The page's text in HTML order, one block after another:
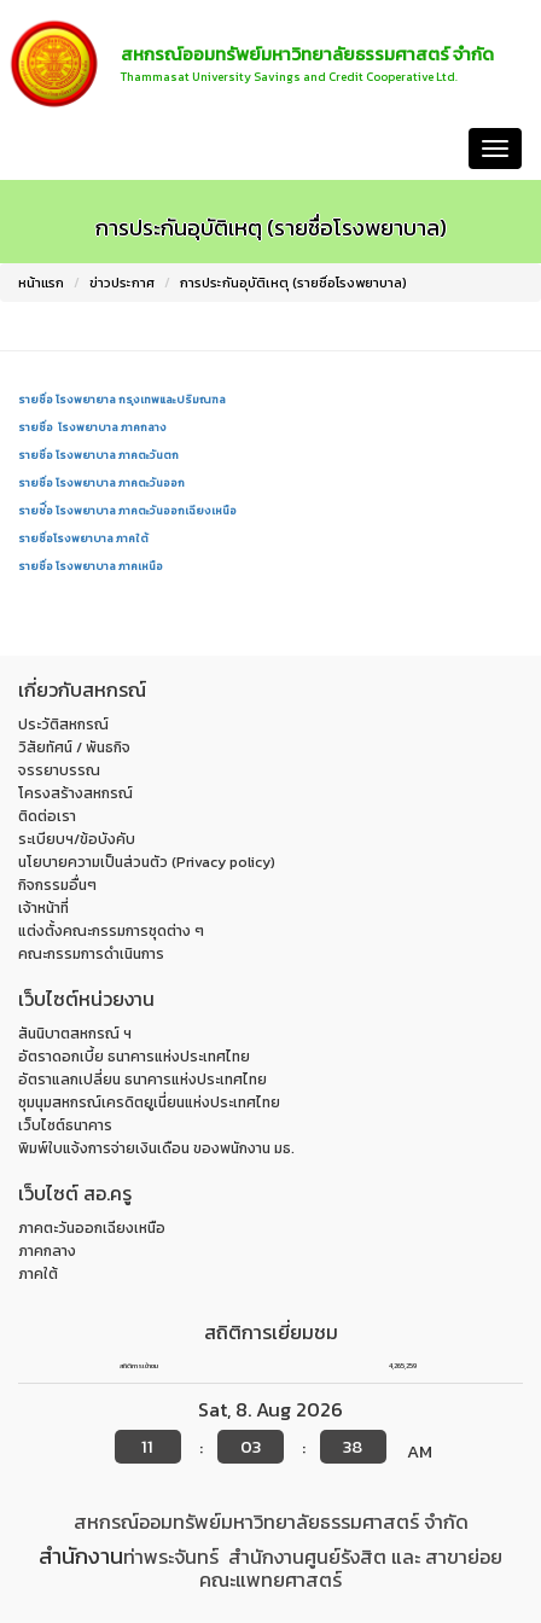
สหกรณ์ออมทรัพย์มหาวิทยาลัยธรรมศาสตร์ จำกัด
Thammasat University Savings and Credit Cooperative Ltd.
การประกันอุบัติเหตุ (รายชื่อโรงพยาบาล)
หน้าแรก ข่าวประกาศ การประกันอุบัติเหตุ (รายชื่อโรงพยาบาล)
รายชื่อ โรงพยายาล กรุงเทพและปริมณฑล
รายชื่อ โรงพยาบาล ภาคกลาง
รายชื่อ โรงพยาบาล ภาคตะวันตก
รายชื่อ โรงพยาบาล ภาคตะวันออก
รายช่ื่อ โรงพยาบาล ภาคตะวันออกเฉียงเหนือ
รายชื่อโรงพยาบาล ภาคใต้
รายชื่อ โรงพยาบาล ภาคเหนือ
เกี่ยวกับสหกรณ์
ประวัติสหกรณ์
วิสัยทัศน์ / พันธกิจ
จรรยาบรรณ
โครงสร้างสหกรณ์
ติดต่อเรา
ระเบียบฯ/ข้อบังคับ
นโยบายความเป็นส่วนตัว (Privacy policy)
กิจกรรมอื่นๆ
เจ้าหน้าที่
แต่งตั้งคณะกรรมการชุดต่าง ๆ
คณะกรรมการดำเนินการ
เว็บไซต์หน่วยงาน
สันนิบาตสหกรณ์ ฯ
อัตราดอกเบี้ย ธนาคารแห่งประเทศไทย
อัตราแลกเปลี่ยน ธนาคารแห่งประเทศไทย
ชุมนุมสหกรณ์เครดิตยูเนี่ยนแห่งประเทศไทย
เว็บไซต์ธนาคาร
พิมพ์ใบแจ้งการจ่ายเงินเดือน ของพนักงาน มธ.
เว็บไซต์ สอ.ครู
ภาคตะวันออกเฉียงเหนือ
ภาคกลาง
ภาคใต้
สถิติการเยี่ยมชม
สถิติการเข้าชม 4,265,259
Sat, 8. Aug 2026
11 : 03 : 39 AM
สหกรณ์ออมทรัพย์มหาวิทยาลัยธรรมศาสตร์ จำกัด
สำนักงานท่าพระจันทร์ สำนักงานศูนย์รังสิต และ สาขาย่อย
คณะแพทยศาสตร์